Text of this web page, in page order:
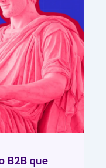
B2B que